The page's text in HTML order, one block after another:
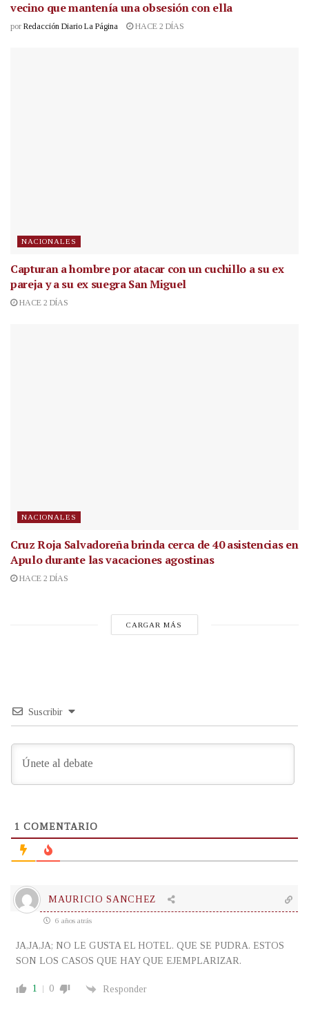
vecino que mantenía una obsesión con ella
por Redacción Diario La Página HACE 2 DÍAS
NACIONALES
Capturan a hombre por atacar con un cuchillo a su ex
pareja y a su ex suegra San Miguel
HACE 2 DÍAS
NACIONALES
Cruz Roja Salvadoreña brinda cerca de 40 asistencias en
Apulo durante las vacaciones agostinas
HACE 2 DÍAS
CARGAR MÁS
Suscribir
1 COMENTARIO
MAURICIO SANCHEZ
6 años atrás
JA,JA,JA; NO LE GUSTA EL HOTEL. QUE SE PUDRA. ESTOS
SON LOS CASOS QUE HAY QUE EJEMPLARIZAR.
1 0 Responder